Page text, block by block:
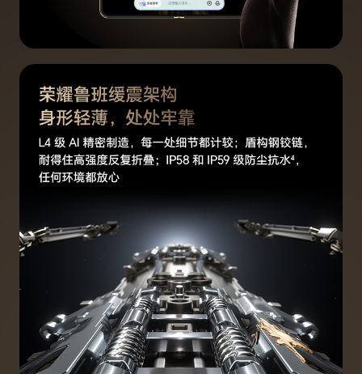
情况为准。)
网络制式
支持移动 5GA/5G/4G+/4G/2G，电信5GA/5G/
4G+/4G，联通5GA/5G/4G+/4G/3G/2G，广电
5GA/5G/4G+/4G 支持 4×4 MIMO天线技术/载
波聚合技术/HPUE/HO RxD(备注:*主卡指SIM卡
管理中开通默认移动数据的卡。 *卡槽1、2可以任
意切换为默认移动数据卡。 *如果两张都是电信
使用，需要根据运营商网络和相关业务部署情况确
定是否支持。 *双卡双通功能跟频段组合和网络覆
主卡/副卡：移动5GA/5G（NR）/联通5GA/5G
（NR）/电信5GA/5G（NR)/广电5GA/5G（NR）
4G网络制式
主卡/副卡：移动4G（TD-LTE/LTE FDD）/联通
4G（LTE FDD）/电信 4G（LTE FDD） /广电
（TD-LTE/LTE FDD）
3G网络制式
主卡/副卡：联通3G（WCDMA）